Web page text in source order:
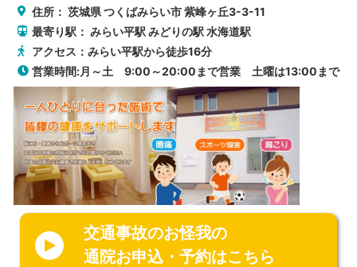
住所：茨城県つくばみらい市紫峰ヶ丘3-3-11
最寄り駅：みらい平駅 みどりの駅 水海道駅
アクセス：みらい平駅から徒歩16分
営業時間:月～土 9:00～20:00まで営業 土曜は13:00まで
交通事故のお怪我の
通院お申込・予約はこちら